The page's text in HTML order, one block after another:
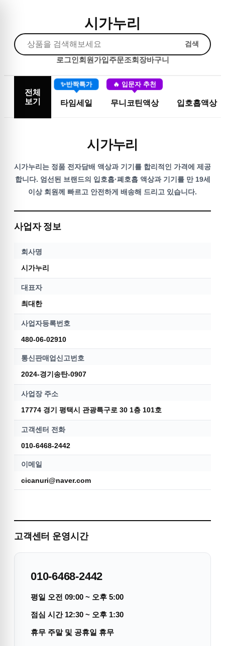
시가누리
검색
로그인회원가입주문조회장바구니
전체
보기
✨반짝특가
타임세일
🔥 입문자 추천
무니코틴액상 입호흡액상
시가누리
시가누리는 정품 전자담배 액상과 기기를 합리적인 가격에 제공
합니다. 엄선된 브랜드의 입호흡·폐호흡 액상과 기기를 만 19세
이상 회원께 빠르고 안전하게 배송해 드리고 있습니다.
사업자 정보
회사명
시가누리
대표자
최대한
사업자등록번호
480-06-02910
통신판매업신고번호
2024-경기송탄-0907
사업장 주소
17774 경기 평택시 관광특구로 30 1층 101호
고객센터 전화
010-6468-2442
이메일
cicanuri@naver.com
고객센터 운영시간
010-6468-2442
평일 오전 09:00 ~ 오후 5:00
점심 시간 12:30 ~ 오후 1:30
휴무 주말 및 공휴일 휴무